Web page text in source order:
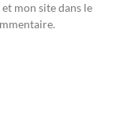
mon site dans le